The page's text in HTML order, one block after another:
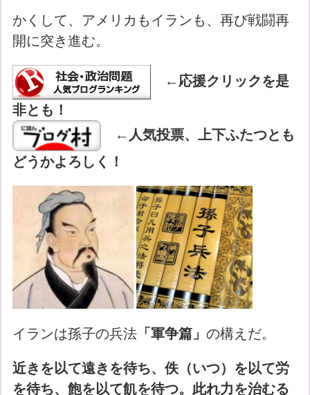
かくして、アメリカもイランも、再び戦闘再
開に突き進む。
← 応援クリックを是
非とも！
← 人気投票、上下ふたつとも
どうかよろしく！
イランは孫子の兵法 「軍争篇」の構えだ。
近きを以て遠きを待ち、佚（いつ）を以て労
を待ち、飽を以て飢を待つ。此れ力を治むる